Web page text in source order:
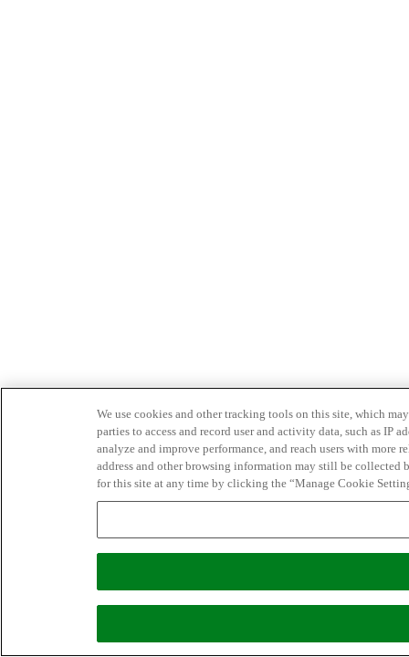
We use cookies and other tracking tools on this site, which
parties to access and record user and activity data, such as IP
analyze and improve performance, and reach users with
address and other browsing information may still be collected
for this site at any time by clicking the “Manage Cookie